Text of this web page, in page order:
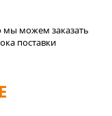
мы можем заказать
поставки